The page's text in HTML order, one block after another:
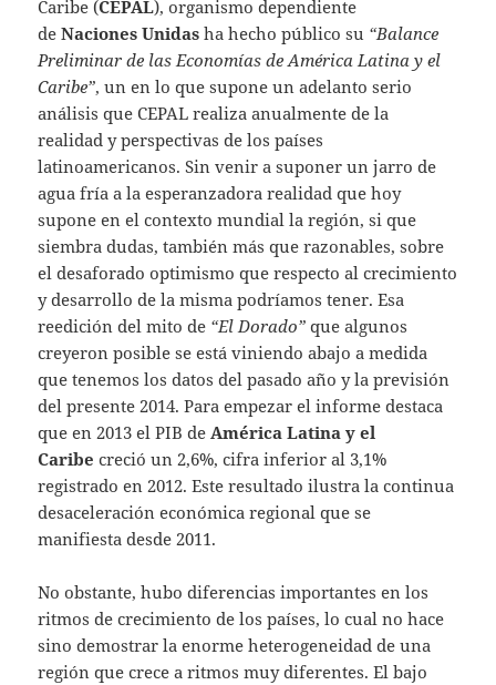
Caribe (CEPAL), organismo dependiente
deNaciones Unidas ha hecho público su “Balance
Preliminar de las Economías de América Latina y el
Caribe”, un en lo que supone un adelanto serio
análisis que CEPAL realiza anualmente de la
realidad y perspectivas de los países
latinoamericanos. Sin venir a suponer un jarro de
agua fría a la esperanzadora realidad que hoy
supone en el contexto mundial la región, si que
siembra dudas, también más que razonables, sobre
el desaforado optimismo que respecto al crecimiento
y desarrollo de la misma podríamos tener. Esa
reedición del mito de “El Dorado” que algunos
creyeron posible se está viniendo abajo a medida
que tenemos los datos del pasado año y la previsión
del presente 2014. Para empezar el informe destaca
que en 2013 el PIB de América Latina y el
Caribe creció un 2,6%, cifra inferior al 3,1%
registrado en 2012. Este resultado ilustra la continua
desaceleración económica regional que se
manifiesta desde 2011.
No obstante, hubo diferencias importantes en los
ritmos de crecimiento de los países, lo cual no hace
sino demostrar la enorme heterogeneidad de una
región que crece a ritmos muy diferentes. El bajo